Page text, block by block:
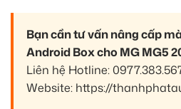
Bạn cần tư vấn nâng cấp
Android Box cho MG MG5
Liên hệ Hotline:
Website: https://